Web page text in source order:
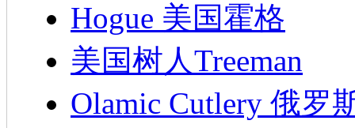
Hogue 美国霍格
美国树人Treeman
Olamic Cutlery 俄罗